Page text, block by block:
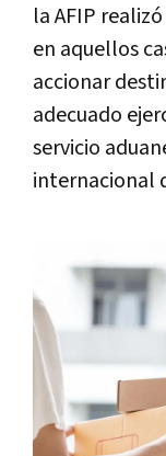
la AFIP
en aquellos
accionar
adecuado
servicio
internacional